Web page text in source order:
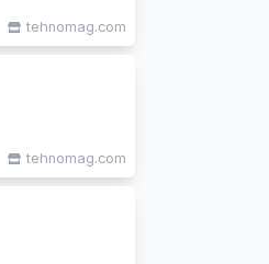
tehnomag.com
tehnomag.com